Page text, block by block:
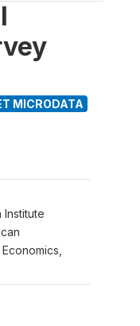
MICRODATA
Institute